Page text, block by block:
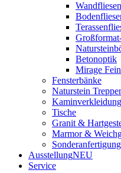
Wandfliesen
Betonoptik
Mirage
Fensterbänke
Naturstein
Kaminverkleidung
Tische
Granit &
Marmor &
AusstellungNEU
Service